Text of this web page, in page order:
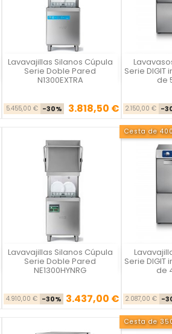
Lavavajillas Silanos Cúpula
Serie Doble Pared
N1300EXTRA
Precio base
5.455,00 € -30% Precio
3.818,50 €

Vista rápida Serie DIGIT
de
2.150,00 € -
Vista
Lavavajillas Silanos Cúpula
Serie Doble Pared
NE1300HYNRG
Precio base
4.910,00 € -30% Precio
3.437,00 €

Vista rápida
Cesta de
Serie DIGIT
de
2.087,00 € -
Vista
Cesta de